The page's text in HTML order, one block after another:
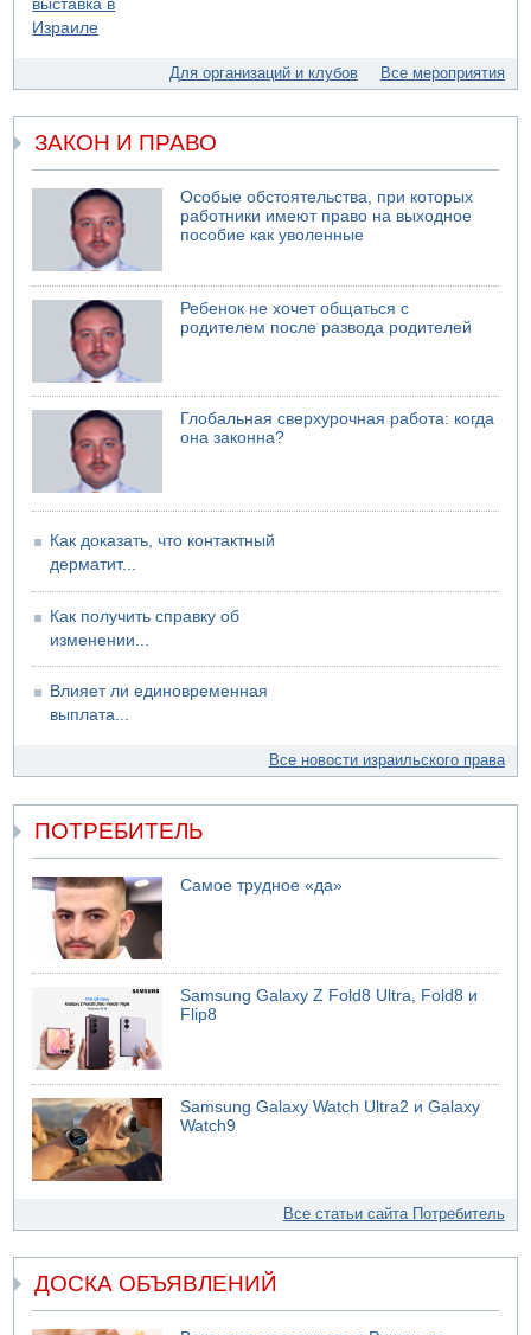
07.08.2026 13:39
Моджтаба Хаменеи в плохом состоянии
07.08.2026 11:55
Министр обороны ушел с заседания кабинета на
07.08.2026 11:05
Для организаций и клубов Все мероприятия
ЗАКОН И ПРАВО
Особые обстоятельства, при которых
работники имеют право на выходное
пособие как уволенные
Ребенок не хочет общаться с
родителем после развода родителей
Глобальная сверхурочная работа: когда
она законна?
Как доказать, что контактный
дерматит...
Как получить справку об
изменении...
Влияет ли единовременная
выплата...
Все новости израильского права
ПОТРЕБИТЕЛЬ
Самое трудное «да»
Samsung Galaxy Z Fold8 Ultra, Fold8 и
Flip8
Samsung Galaxy Watch Ultra2 и Galaxy
Watch9
Все статьи сайта Потребитель
ДОСКА ОБЪЯВЛЕНИЙ